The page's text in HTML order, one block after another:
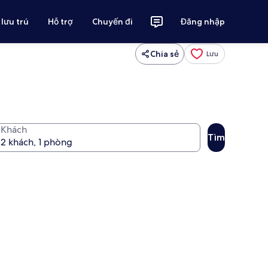
trú Hỗ trợ Chuyến đi Đăng nhập
Chia sẻ Lưu
Khách
Tìm